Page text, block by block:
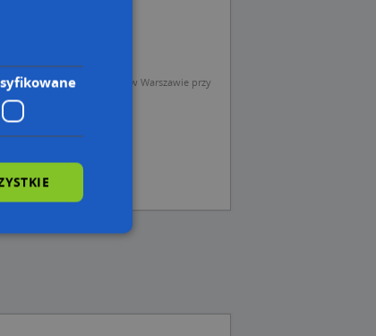
o.o. (Operator) z siedzibą w Warszawie przy